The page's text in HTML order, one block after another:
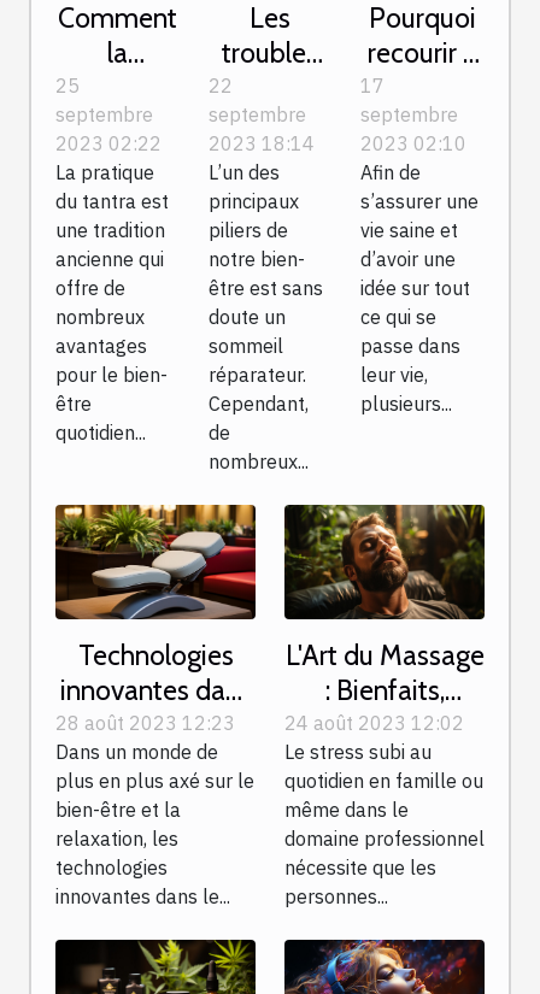
Comment
la
pratique
du tantra
peut
améliorer
votre
bien-être
quotidien
25
septembre
2023 02:22
La pratique
du tantra est
une tradition
ancienne qui
offre de
nombreux
avantages
pour le bien-
être
quotidien...
Les
troubles
sommeil :
causes et
solutions
22
septembre
2023 18:14
L’un des
principaux
piliers de
notre bien-
être est sans
doute un
sommeil
réparateur.
Cependant,
de
nombreux...
Pourquoi
recourir à
voyance
par tchat
gratuit ?
17
septembre
2023 02:10
Afin de
s’assurer une
vie saine et
d’avoir une
idée sur tout
ce qui se
passe dans
leur vie,
plusieurs...
Technologies
innovantes dans
le domaine du
massage
28 août 2023 12:23
Dans un monde de
plus en plus axé sur le
bien-être et la
relaxation, les
technologies
innovantes dans le...
L'Art du Massage
: Bienfaits,
Techniques et
Approches
24 août 2023 12:02
Le stress subi au
quotidien en famille ou
même dans le
domaine professionnel
nécessite que les
personnes...